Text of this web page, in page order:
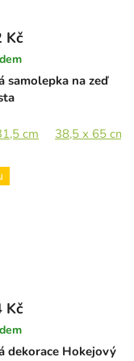
cm
samolepka na zeď
Kč
cm 38,5 x 65 cm
dekorace Hokejový
Kč